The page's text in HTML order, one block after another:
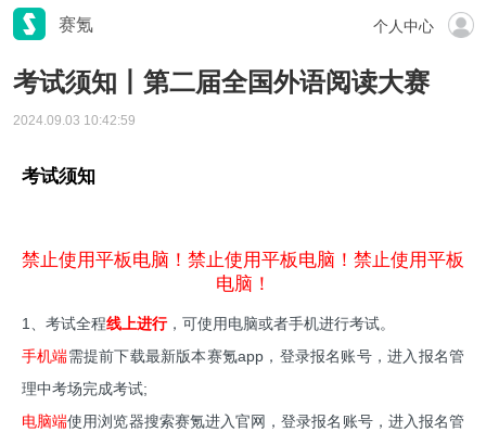
赛氪 个人中心
考试须知丨第二届全国外语阅读大赛
2024.09.03 10:42:59
考试须知
禁止使用平板电脑！禁止使用平板电脑！禁止使用平板
电脑！
1、考试全程线上进行，可使用电脑或者手机进行考试。
手机端需提前下载最新版本赛氪app，登录报名账号，进入报名管
理中考场完成考试;
电脑端使用浏览器搜索赛氪进入官网，登录报名账号，进入报名管